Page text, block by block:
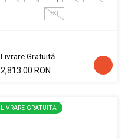
3XL
Livrare Gratuită
2,813.00 RON
LIVRARE GRATUITĂ